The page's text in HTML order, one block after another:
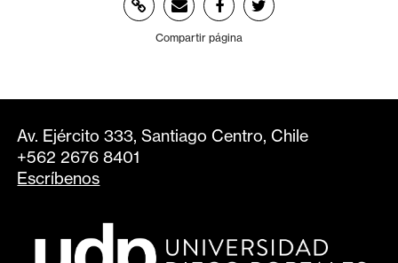
Compartir página
Av. Ejército 333, Santiago Centro, Chile
+562 2676 8401
Escríbenos